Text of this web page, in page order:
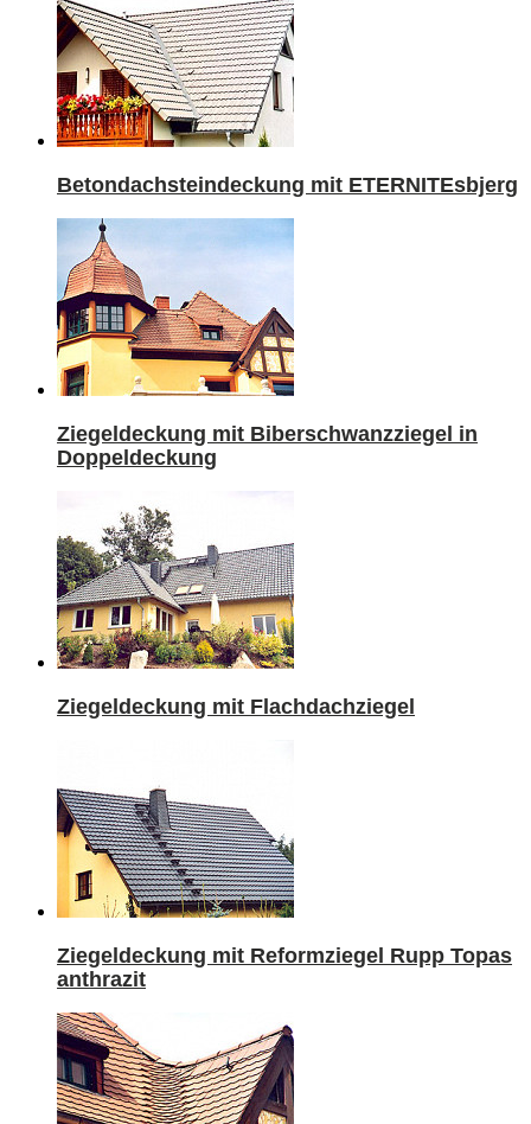
Betondachsteindeckung mit ETERNITEsbjerg
Ziegeldeckung mit Biberschwanzziegel in
Doppeldeckung
Ziegeldeckung mit Flachdachziegel
Ziegeldeckung mit Reformziegel Rupp Topas
anthrazit